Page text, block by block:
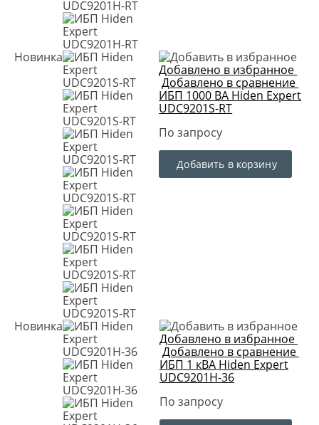
Новинка
Добавлено в избранное
Добавлено в сравнение
ИБП 1000 ВА Hiden Expert
UDC9201S-RT
По запросу
Добавить в корзину
Новинка
Добавлено в избранное
Добавлено в сравнение
ИБП 1 кВА Hiden Expert
UDC9201H-36
По запросу